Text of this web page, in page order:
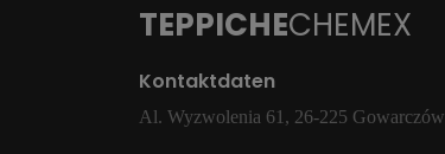
TEPPICHECHEMEX
Kontaktdaten
Al. Wyzwolenia 61, 26-225 Gowarczów